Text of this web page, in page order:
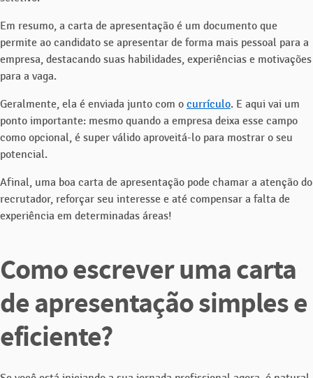
Em resumo, a carta de apresentação é um documento que
permite ao candidato se apresentar de forma mais pessoal para a
empresa, destacando suas habilidades, experiências e motivações
para a vaga.
Geralmente, ela é enviada junto com o currículo. E aqui vai um
ponto importante: mesmo quando a empresa deixa esse campo
como opcional, é super válido aproveitá-lo para mostrar o seu
potencial.
Afinal, uma boa carta de apresentação pode chamar a atenção do
recrutador, reforçar seu interesse e até compensar a falta de
experiência em determinadas áreas!
Como escrever uma carta
de apresentação simples e
eficiente?